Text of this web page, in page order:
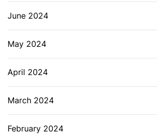
June 2024
May 2024
April 2024
March 2024
February 2024